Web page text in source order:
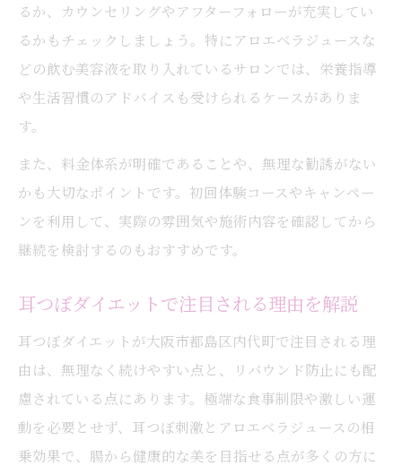
るか、カウンセリングやアフターフォローが充実してい
るかもチェックしましょう。特にアロエベラジュースな
どの飲む美容液を取り入れているサロンでは、栄養指導
や生活習慣のアドバイスも受けられるケースがありま
す。
また、料金体系が明確であることや、無理な勧誘がない
かも大切なポイントです。初回体験コースやキャンペー
ンを利用して、実際の雰囲気や施術内容を確認してから
継続を検討するのもおすすめです。
耳つぼダイエットで注目される理由を解説
耳つぼダイエットが大阪市都島区内代町で注目される理
由は、無理なく続けやすい点と、リバウンド防止にも配
慮されている点にあります。極端な食事制限や激しい運
動を必要とせず、耳つぼ刺激とアロエベラジュースの相
乗効果で、腸から健康的な美を目指せる点が多くの方に